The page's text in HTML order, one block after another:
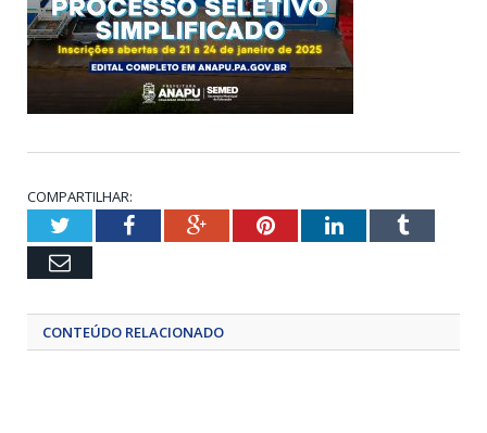
COMPARTILHAR:
TwitterFacebookGoogle+PinterestLinkedInTumblr
Email
CONTEÚDO RELACIONADO